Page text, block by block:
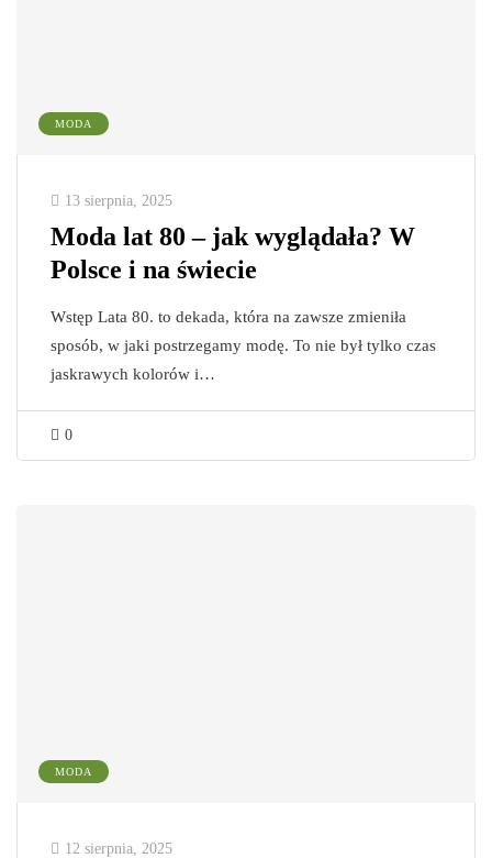
MODA
13 sierpnia, 2025
Moda lat 80 – jak wyglądała? W
Polsce i na świecie
Wstęp Lata 80. to dekada, która na zawsze zmieniła
sposób, w jaki postrzegamy modę. To nie był tylko czas
jaskrawych kolorów i…
0
MODA
12 sierpnia, 2025